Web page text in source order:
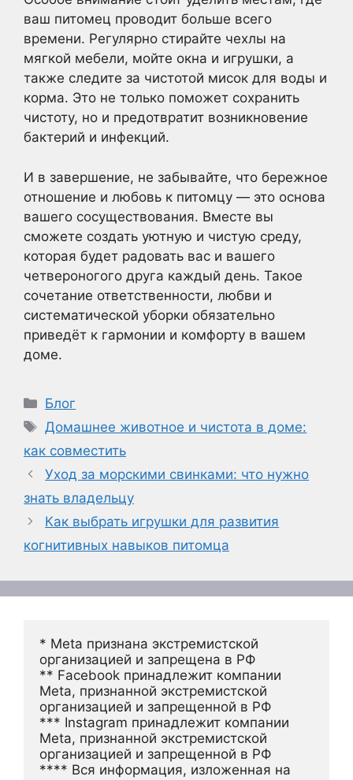
ваш питомец проводит больше всего
времени. Регулярно стирайте чехлы на
мягкой мебели, мойте окна и игрушки, а
также следите за чистотой мисок для воды и
корма. Это не только поможет сохранить
чистоту, но и предотвратит возникновение
бактерий и инфекций.
И в завершение, не забывайте, что бережное
отношение и любовь к питомцу — это основа
вашего сосуществования. Вместе вы
сможете создать уютную и чистую среду,
которая будет радовать вас и вашего
четвероногого друга каждый день. Такое
сочетание ответственности, любви и
систематической уборки обязательно
приведёт к гармонии и комфорту в вашем
доме.
Рубрики
Блог
Метки
Домашнее животное и чистота в доме:
как совместить
Уход за морскими свинками: что нужно
знать владельцу
Как выбрать игрушки для развития
когнитивных навыков питомца
* Meta признана экстремистской
организацией и запрещена в РФ
** Facebook принадлежит компании
Meta, признанной экстремистской
организацией и запрещенной в РФ
*** Instagram принадлежит компании
Meta, признанной экстремистской
организацией и запрещенной в РФ
**** Вся информация, изложенная на